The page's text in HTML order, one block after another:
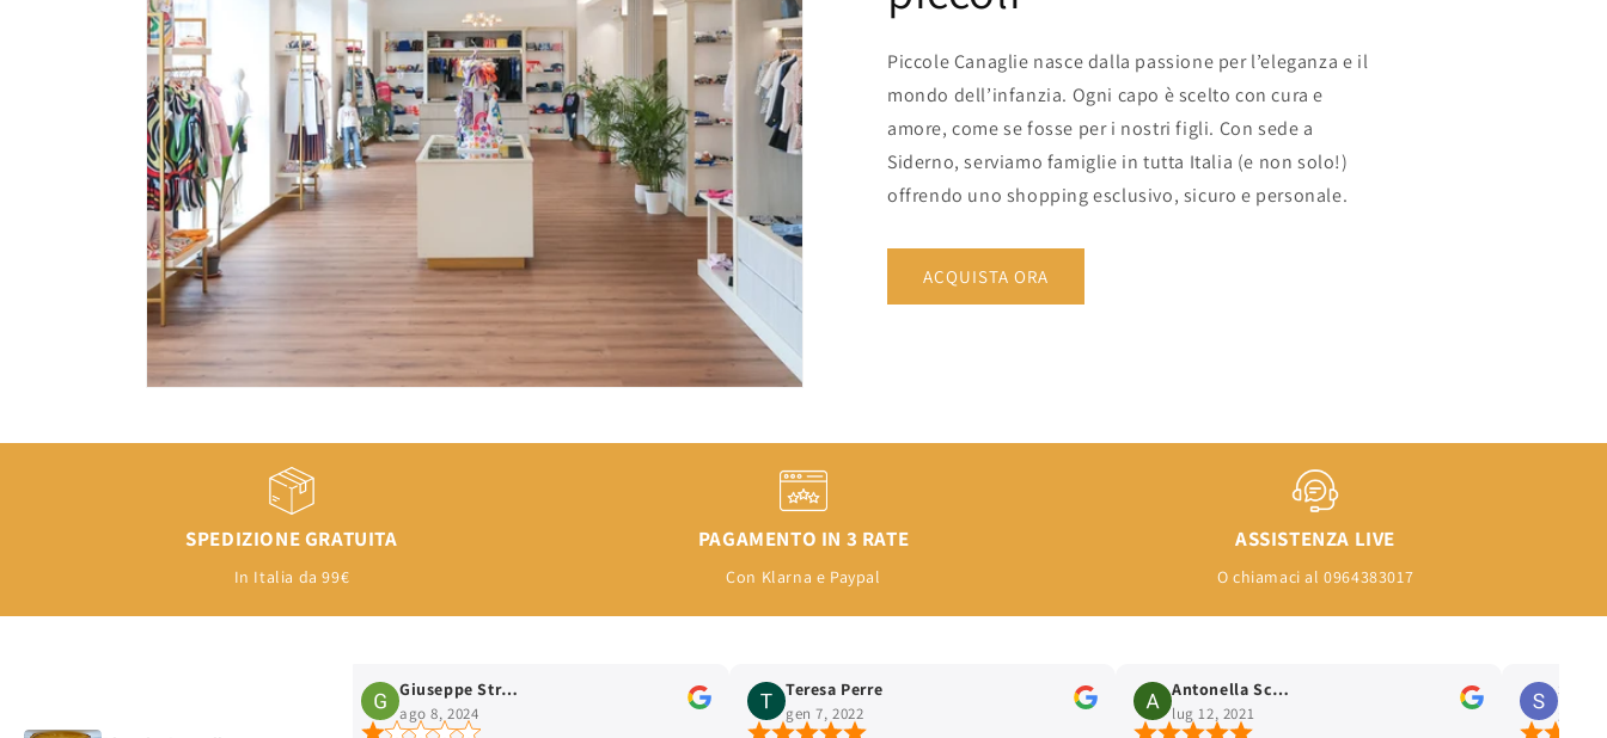
Piccole Canaglie nasce dalla passione per l’eleganza e il
mondo dell’infanzia. Ogni capo è scelto con cura e
amore, come se fosse per i nostri figli. Con sede a
Siderno, serviamo famiglie in tutta Italia (e non solo!)
offrendo uno shopping esclusivo, sicuro e personale.
ACQUISTA ORA
SPEDIZIONE GRATUITA
In Italia da 99€
PAGAMENTO IN 3 RATE
Con Klarna e Paypal
ASSISTENZA LIVE
O chiamaci al 0964383017
Giuseppe Strangio
ago 8, 2024
Teresa Perre
gen 7, 2022
Antonella Scalia
lug 12, 2021 gen 26, 2021